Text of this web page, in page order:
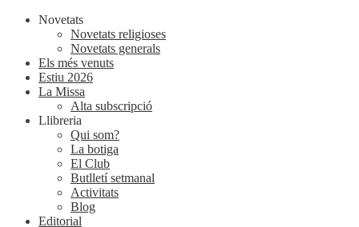
Novetats
Novetats religioses
Novetats generals
Els més venuts
Estiu 2026
La Missa
Alta subscripció
Llibreria
Qui som?
La botiga
El Club
Butlletí setmanal
Activitats
Blog
Editorial